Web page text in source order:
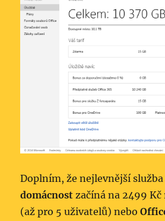
Doplním, že nejlevnější
domácnost začíná na 2499 Kč
(až pro 5 uživatelů) nebo